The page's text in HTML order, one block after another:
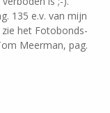
135 e.v. van mijn
zie het Fotobonds-
Meerman, pag.